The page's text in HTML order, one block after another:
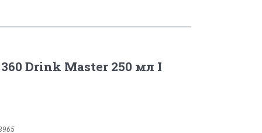
Drink Master 250 мл I